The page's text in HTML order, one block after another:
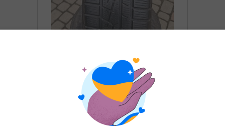
з б/у 225/65R17 Yokohama
W.Drive V902A 3008 5-6мм